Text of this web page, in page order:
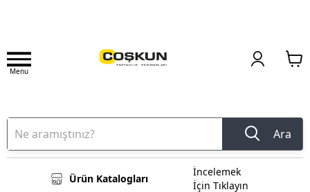
Menu
Ara
Ürün Katalogları
İncelemek
İçin Tıklayın